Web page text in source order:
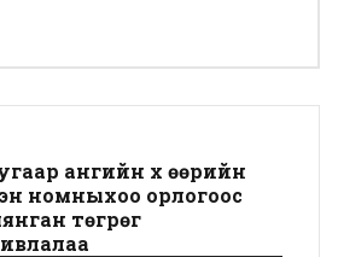
ангийн хүү өөрийн
номныхоо орлогоос
төгрөг